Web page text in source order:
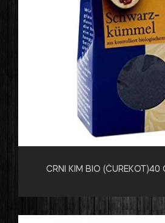
CRNI KIM BIO (ĆUREKOT)40